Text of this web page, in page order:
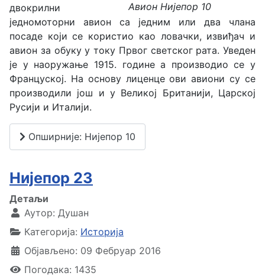
Авион Нијепор 10
двокрилни
једномоторни авион са једним или два члана
посаде који се користио као ловачки, извиђач и
авион за обуку у току Првог светског рата. Уведен
је у наоружање 1915. године а производио се у
Француској. На основу лиценце ови авиони су се
производили још и у Великој Британији, Царској
Русији и Италији.
Опширније: Нијепор 10
Нијепор 23
Детаљи
Аутор: Душан
Категорија: Историја
Објављено: 09 Фебруар 2016
Погодака: 1435